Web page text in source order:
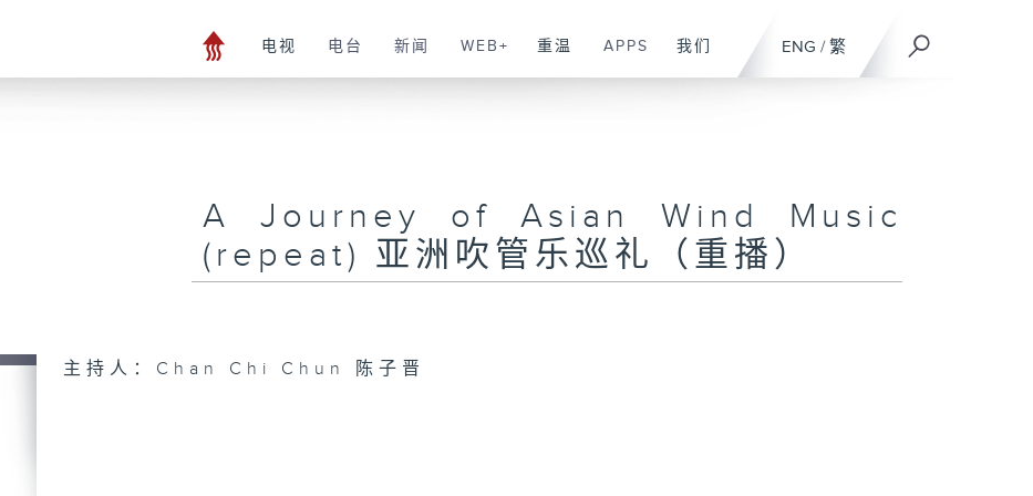
ENG / 繁
电视 电台 新闻 WEB+ 重温 APPS 我们
A Journey of Asian Wind Music
(repeat) 亚洲吹管乐巡礼（重播）
主持人：Chan Chi Chun 陈子晋